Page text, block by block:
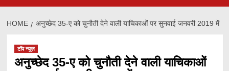
HOME अनुच्छेद 35-ए को चुनौती देने वाली याचिकाओं पर सुनवाई जनवरी 2019 में
टॉप न्यूज़
अनुच्छेद 35-ए को चुनौती देने वाली याचिकाओं